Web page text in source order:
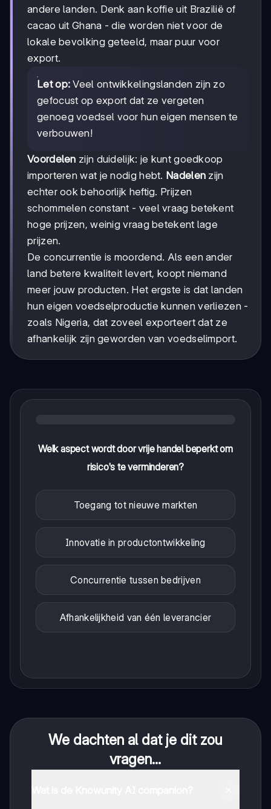
andere landen. Denk aan koffie uit Brazilië of
cacao uit Ghana - die worden niet voor de
lokale bevolking geteeld, maar puur voor
export.
Let op: Veel ontwikkelingslanden zijn zo
gefocust op export dat ze vergeten
genoeg voedsel voor hun eigen mensen te
verbouwen!
Voordelen zijn duidelijk: je kunt goedkoop
importeren wat je nodig hebt. Nadelen zijn
echter ook behoorlijk heftig. Prijzen
schommelen constant - veel vraag betekent
hoge prijzen, weinig vraag betekent lage
prijzen.
De concurrentie is moordend. Als een ander
land betere kwaliteit levert, koopt niemand
meer jouw producten. Het ergste is dat landen
hun eigen voedselproductie kunnen verliezen -
zoals Nigeria, dat zoveel exporteert dat ze
afhankelijk zijn geworden van voedselimport.
Welk aspect wordt door vrije handel beperkt om
risico's te verminderen?
Toegang tot nieuwe markten
Innovatie in productontwikkeling
Concurrentie tussen bedrijven
Afhankelijkheid van één leverancier
We dachten al dat je dit zou
vragen...